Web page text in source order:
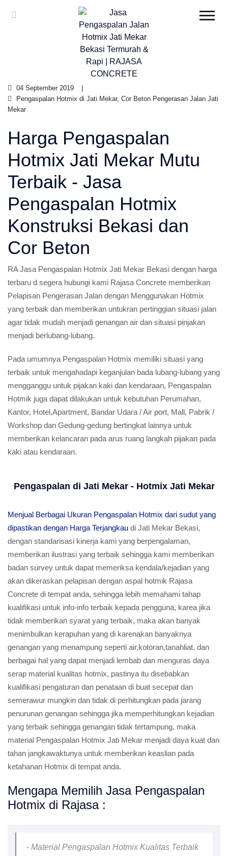
04 September 2019
Pengaspalan Hotmix di Jati Mekar, Cor Beton Pengerasan Jalan Jati
Mekar
Harga Pengaspalan
Hotmix Jati Mekar Mutu
Terbaik - Jasa
Pengaspalan Hotmix
Konstruksi Bekasi dan
Cor Beton
RA Jasa Pengaspalan Hotmix Jati Mekar Bekasi dengan harga
terbaru d segera hubungi kami Rajasa Concrete memberikan
Pelapisan Pengerasan Jalan dengan Menggunakan Hotmix
yang terbaik dan memberikan untukran pertinggian situasi jalan
agar tidak mudah menjadi genangan air dan situasi pinjakan
menjadi berlubang-lubang.
Pada umumnya Pengaspalan Hotmix memiliki situasi yang
terbaik untuk mengahadapi keganjulan bada lubang-lubang yang
mengganggu untuk pijakan kaki dan kendaraan, Pengaspalan
Hotmik juga dapat dilakukan untuk kebutuhan Perumahan,
Kantor, Hotel,Apartment, Bandar Udara / Air port, Mall, Pabrik /
Workshop dan Gedung-gedung bertingkat lainnya untuk
memberikan kelancaran pada arus ruang langkah pijakan pada
kaki atau kendaraan.
Pengaspalan di Jati Mekar - Hotmix Jati Mekar
Menjual Berbagai Ukuran Pengaspalan Hotmix dari sudut yang
dipastikan dengan Harga Terjangkau di Jati Mekar Bekasi,
dengan standarisasi kinerja kami yang berpengalaman,
memberikan ilustrasi yang terbaik sehingga kami memberikan
badan survey untuk dapat memeriksa kendala/kejadian yang
akan dikeraskan pelapisan dengan aspal hotmik Rajasa
Concrete di tempat anda, sehingga lebih memahami tahap
kualifikasi untuk info-info terbaik kepada pengguna, karea jika
tidak memberikan syarat yang terbaik, maka akan banyak
menimbulkan kerapuhan yang di karenakan banyaknya
genangan yang menampung seperti air,kotoran,tanahliat, dan
berbagai hal yang dapat menjadi lembab dan menguras daya
serap material kualitas hotmix, pastinya itu disebabkan
kualifikasi pengaturan dan penataan di buat secepat dan
semerawur mungkin dan tidak di perhitungkan pada jarang
penurunan genangan sehingga jika memperhitungkan kejadian
yang terbaik sehingga genangan tidak tertampung, maka
material Pengaspalan Hotmix Jati Mekar menjadi daya kuat dan
tahan jangkawaktunya untuk memberikan keaslian pada
ketahanan Hotmix di tempat anda.
Mengapa Memilih Jasa Pengaspalan
Hotmix di Rajasa :
- Material Pengaspalan Hotmix Kualitas Terbaik